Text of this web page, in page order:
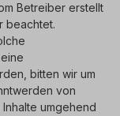
Betreiber erstellt
beachtet.
bitten wir um
von
umgehend